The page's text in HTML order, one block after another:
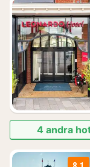
4 andra